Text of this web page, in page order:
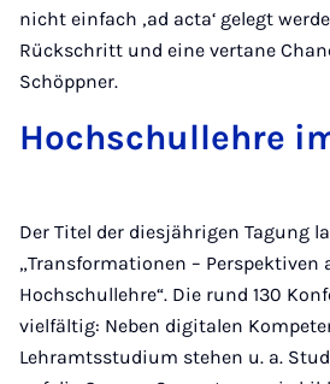
nicht einfach ‚ad acta‘ gelegt
Rückschritt und eine vertane
Schöppner.
Hochschullehre
Der Titel der diesjährigen Tagung
„Transformationen –
Hochschullehre“. Die rund 130
vielfältig: Neben digitalen
Lehramtsstudium stehen u. a.